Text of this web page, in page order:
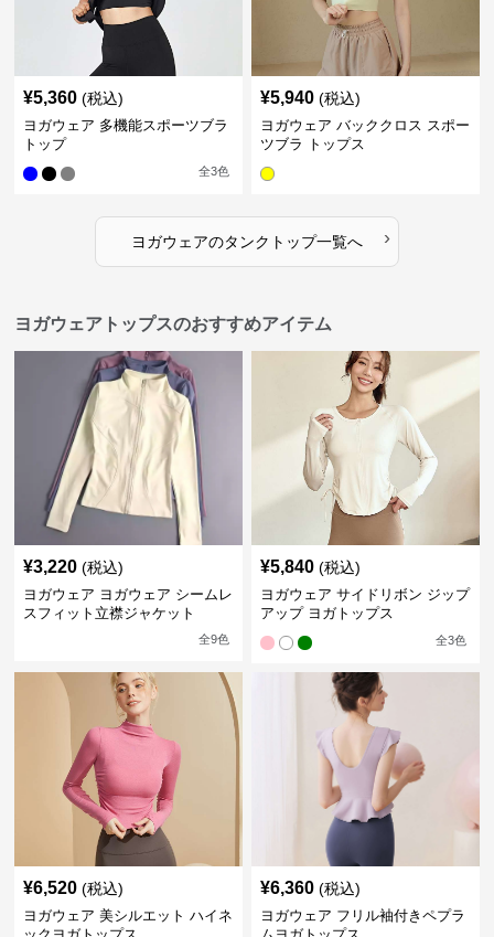
¥5,360 (税込)
ヨガウェア 多機能スポーツブラ
トップ
全3色
¥5,940 (税込)
ヨガウェア バッククロス スポー
ツブラ トップス
ヨガウェアのタンクトップ一覧へ ›
ヨガウェアトップスのおすすめアイテム
¥3,220 (税込)
ヨガウェア ヨガウェア シームレ
スフィット立襟ジャケット
全9色
¥5,840 (税込)
ヨガウェア サイドリボン ジップ
アップ ヨガトップス
全3色
¥6,520 (税込)
ヨガウェア 美シルエット ハイネ
¥6,360 (税込)
ヨガウェア フリル袖付きペプラ